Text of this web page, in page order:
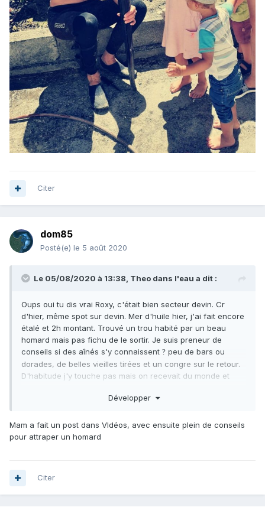
Citer
dom85
Posté(e) le 5 août 2020
Le 05/08/2020 à 13:38, Theo dans l'eau a dit :
Oups oui tu dis vrai Roxy, c'était bien secteur devin. Cr
d'hier, même spot sur devin. Mer d'huile hier, j'ai fait encore
étalé et 2h montant. Trouvé un trou habité par un beau
homard mais pas fichu de le sortir. Je suis preneur de
conseils si des aînés s'y connaissent ? peu de bars ou
dorades, de belles vieilles tirées et un congre sur le retour.
D'habitude j'y touche pas mais on recevait du monde et
cela dit, les bars aperçut n'étaient pas maillés mais bon. La
chassable. Merci la mer !
Développer
Mam a fait un post dans VIdéos, avec ensuite plein de conseils
pour attraper un homard
Citer